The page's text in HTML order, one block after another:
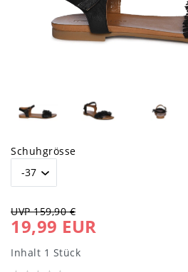
Schuhgrösse
UVP 159,90 €
19,99 EUR
Inhalt 1 Stück